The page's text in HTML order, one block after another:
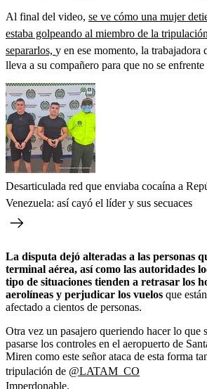
Al final del video, se ve cómo una mujer
estaba golpeando al miembro de la
separarlos, y en ese momento, la trabajadora
lleva a su compañero para que no se enfrente
Desarticulada red que enviaba cocaína a
Venezuela: así cayó el líder y sus secuaces
La disputa dejó alteradas a las personas
terminal aérea, así como las autoridades
tipo de situaciones tienden a retrasar los
aerolíneas y perjudicar los vuelos que
afectado a cientos de personas.
Otra vez un pasajero queriendo hacer lo que
pasarse los controles en el aeropuerto de
Miren como este señor ataca de esta forma
tripulación de @LATAM_CO
Imperdonable.